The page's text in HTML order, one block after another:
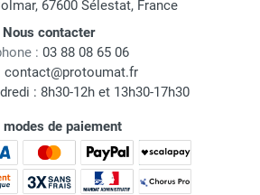
67600 Sélestat, France
Nous contacter
: 03 88 08 65 06
contact@protoumat.fr
: 8h30-12h et 13h30-17h30
modes de paiement